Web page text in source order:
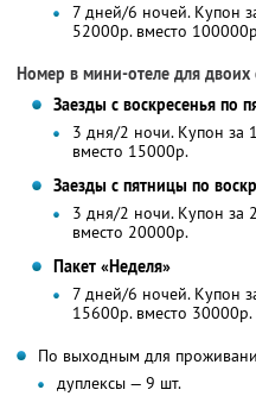
7 дней/6 ночей. Купон
52000р. вместо
Номер в мини-отеле для двоих
Заезды с воскресенья по
3 дня/2 ночи. Купон за
вместо 15000р.
Заезды с пятницы по
3 дня/2 ночи. Купон за
вместо 20000р.
Пакет «Неделя»
7 дней/6 ночей. Купон
15600р. вместо 30000р.
По выходным для
дуплексы — 9 шт.